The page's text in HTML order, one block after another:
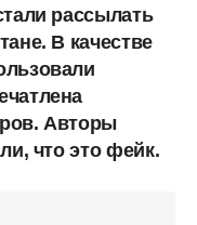
рассылать
В качестве
Авторы
что это фейк.